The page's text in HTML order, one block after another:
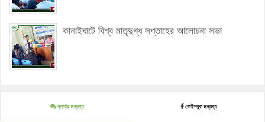
কানাইঘাটে বিশ্ব মাতৃদুগ্ধ সপ্তাহের আলোচনা সভা
ব্লগার মন্তব্য ফেইসবুক মন্তব্য